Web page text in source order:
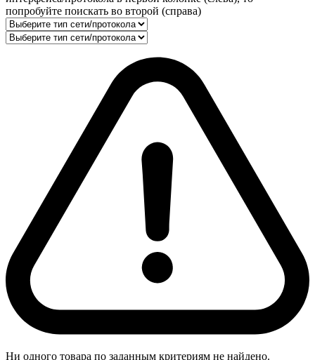
попробуйте поискать во второй (справа)
Ни одного товара по заданным критериям не найдено.